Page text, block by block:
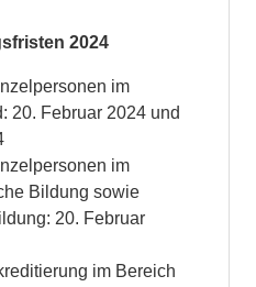
2024
im
20. Februar 2024 und
im
Bildung sowie
20. Februar
im Bereich